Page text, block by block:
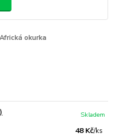
okurka
48 Kč/ks
Skladem